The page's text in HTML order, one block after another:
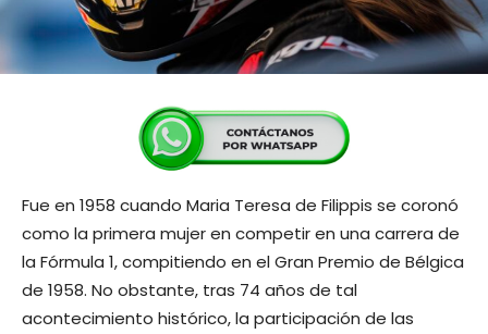
Fue en 1958 cuando Maria Teresa de Filippis se coronó
como la primera mujer en competir en una carrera de
la Fórmula 1, compitiendo en el Gran Premio de Bélgica
de 1958. No obstante, tras 74 años de tal
acontecimiento histórico, la participación de las